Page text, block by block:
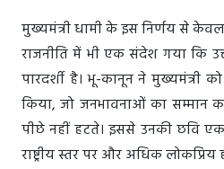
मुख्यमंत्री धामी के इस निर्णय से केवल
राजनीति में भी एक संदेश गया कि
पारदर्शी है। भू-कानून ने
किया, जो जनभावनाओं का सम्मान
पीछे नहीं हटते। इससे उनकी छवि
राष्ट्रीय स्तर पर और अधिक लोकप्रिय